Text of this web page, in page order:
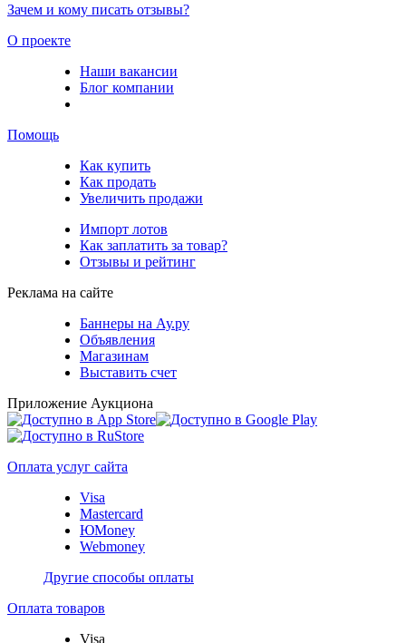
Зачем и кому писать отзывы?
О проекте
Наши вакансии
Блог компании
Помощь
Как купить
Как продать
Увеличить продажи
Импорт лотов
Как заплатить за товар?
Отзывы и рейтинг
Реклама на сайте
Баннеры на Ау.ру
Объявления
Магазинам
Выставить счет
Приложение Аукциона
Оплата услуг сайта
Visa
Mastercard
ЮMoney
Webmoney
Другие способы оплаты
Оплата товаров
Visa